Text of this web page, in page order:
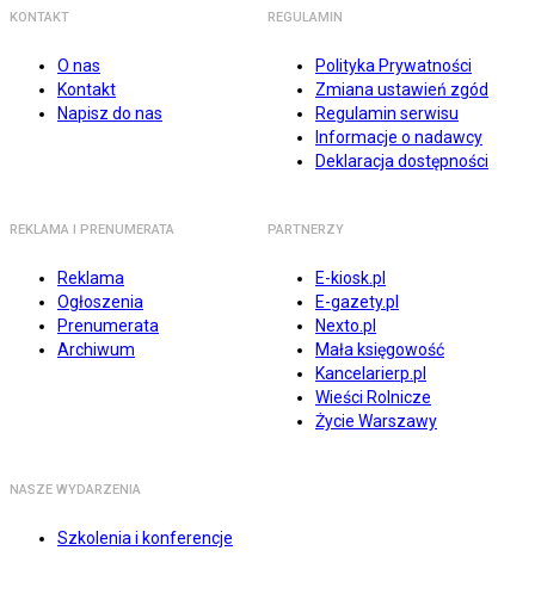
KONTAKT
O nas
Kontakt
Napisz do nas
REGULAMIN
Polityka Prywatności
Zmiana ustawień zgód
Regulamin serwisu
Informacje o nadawcy
Deklaracja dostępności
REKLAMA I PRENUMERATA
Reklama
Ogłoszenia
Prenumerata
Archiwum
PARTNERZY
E-kiosk.pl
E-gazety.pl
Nexto.pl
Mała księgowość
Kancelarierp.pl
Wieści Rolnicze
Życie Warszawy
NASZE WYDARZENIA
Szkolenia i konferencje